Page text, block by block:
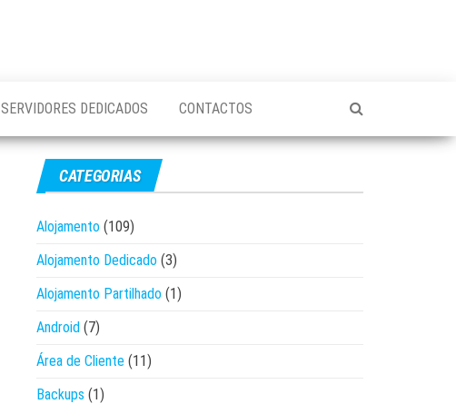
SERVIDORES DEDICADOS CONTACTOS
CATEGORIAS
Alojamento (109)
Alojamento Dedicado (3)
Alojamento Partilhado (1)
Android (7)
Área de Cliente (11)
Backups (1)